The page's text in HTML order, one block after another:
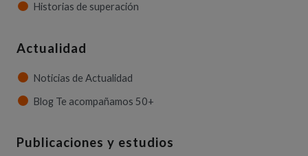
Historias de superación
Actualidad
Noticias de Actualidad
Blog Te acompañamos 50+
Publicaciones y estudios